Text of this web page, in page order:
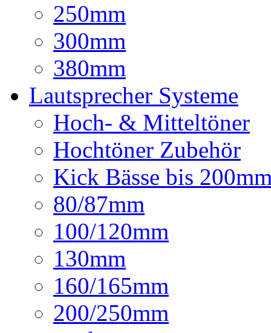
250mm
300mm
380mm
Lautsprecher Systeme
Hoch- & Mitteltöner
Hochtöner Zubehör
Kick Bässe bis
80/87mm
100/120mm
130mm
160/165mm
200/250mm